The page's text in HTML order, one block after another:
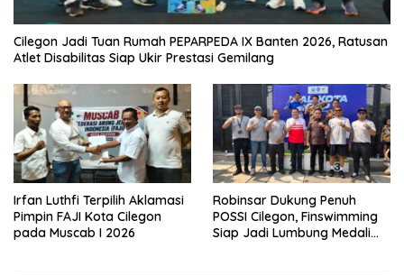
Cilegon Jadi Tuan Rumah PEPARPEDA IX Banten 2026, Ratusan
Atlet Disabilitas Siap Ukir Prestasi Gemilang
Irfan Luthfi Terpilih Aklamasi
Pimpin FAJI Kota Cilegon
pada Muscab I 2026
Robinsar Dukung Penuh
POSSI Cilegon, Finswimming
Siap Jadi Lumbung Medali